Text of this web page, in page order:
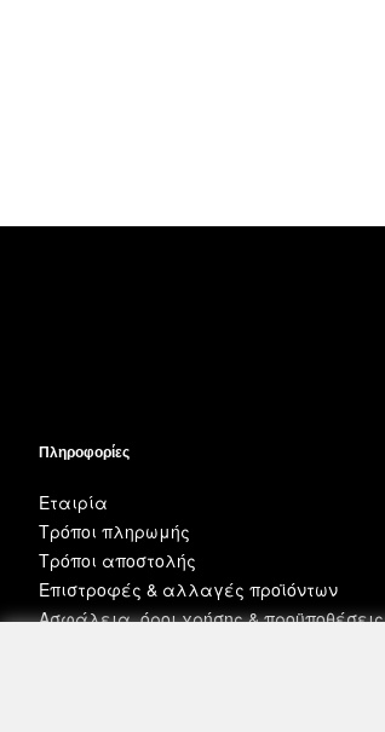
Πληροφορίες
Εταιρία
Τρόποι πληρωμής
Τρόποι αποστολής
Επιστροφές & αλλαγές προϊόντων
Ασφάλεια, όροι χρήσης & προϋποθέσεις